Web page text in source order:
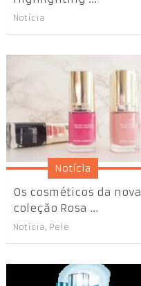
Notícia
Notícia
Os cosméticos da nova
coleçăo Rosa ...
Notícia, Pele